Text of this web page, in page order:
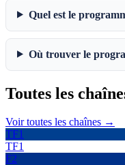
Quel est le
Où trouver le
Toutes les
Voir toutes les chaînes →
TF1
TF1
F2